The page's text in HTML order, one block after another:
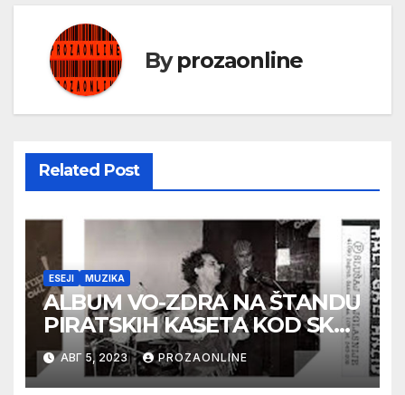
Byprozaonline
Related Post
ESEJI MUZIKA
ALBUM VO-ZDRA NA ŠTANDU
PIRATSKIH KASETA KOD SKC-
aАВГ 5, 2023 PROZAONLINE